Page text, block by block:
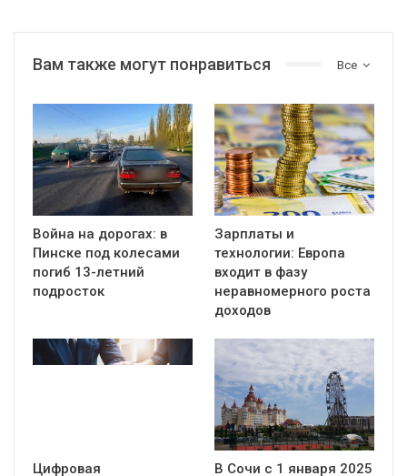
Все
Вам также могут понравиться
Война на дорогах: в
Пинске под колесами
погиб 13-летний
подросток
Зарплаты и
технологии: Европа
входит в фазу
неравномерного роста
доходов
Цифровая
В Сочи с 1 января 2025